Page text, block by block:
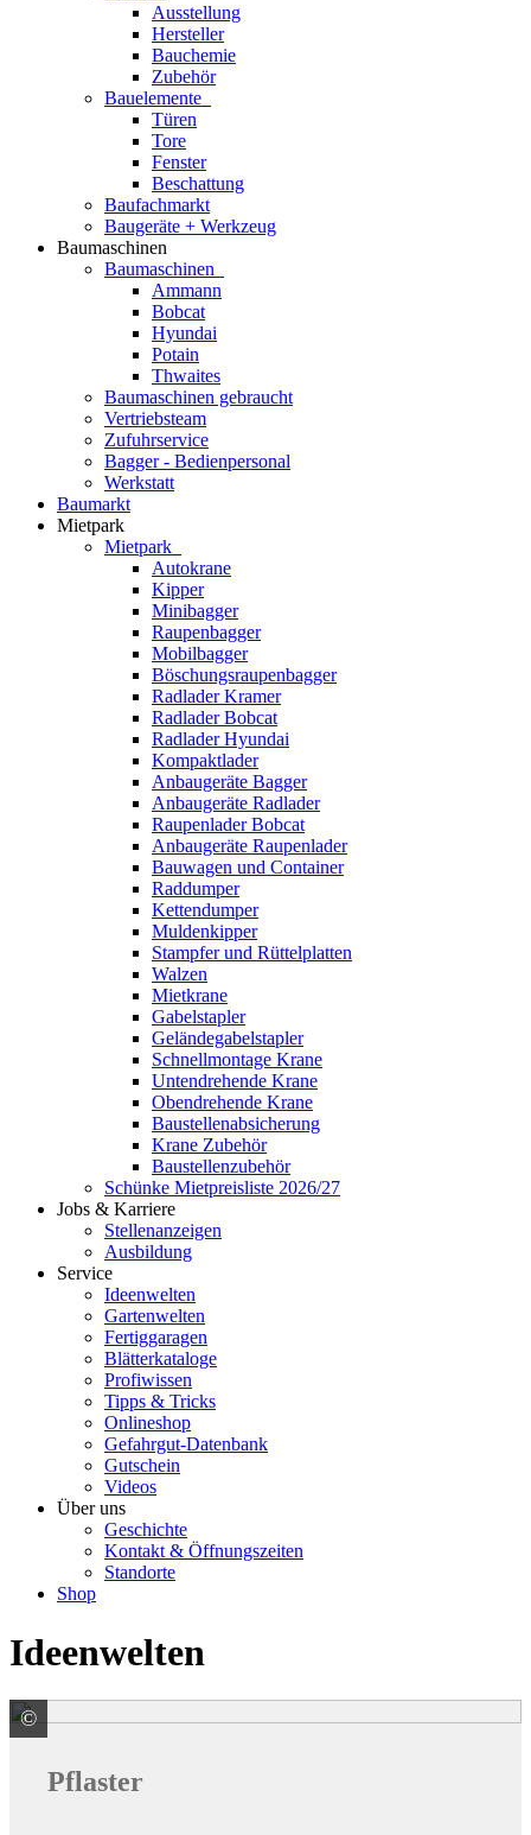
Ausstellung
Hersteller
Bauchemie
Zubehör
Bauelemente
Türen
Tore
Fenster
Beschattung
Baufachmarkt
Baugeräte + Werkzeug
Baumaschinen
Baumaschinen
Ammann
Bobcat
Hyundai
Potain
Thwaites
Baumaschinen gebraucht
Vertriebsteam
Zufuhrservice
Bagger - Bedienpersonal
Werkstatt
Baumarkt
Mietpark
Mietpark
Autokrane
Kipper
Minibagger
Raupenbagger
Mobilbagger
Böschungsraupenbagger
Radlader Kramer
Radlader Bobcat
Radlader Hyundai
Kompaktlader
Anbaugeräte Bagger
Anbaugeräte Radlader
Raupenlader Bobcat
Anbaugeräte Raupenlader
Bauwagen und Container
Raddumper
Kettendumper
Muldenkipper
Stampfer und Rüttelplatten
Walzen
Mietkrane
Gabelstapler
Geländegabelstapler
Schnellmontage Krane
Untendrehende Krane
Obendrehende Krane
Baustellenabsicherung
Krane Zubehör
Baustellenzubehör
Schünke Mietpreisliste 2026/27
Jobs & Karriere
Stellenanzeigen
Ausbildung
Service
Ideenwelten
Gartenwelten
Fertiggaragen
Blätterkataloge
Profiwissen
Tipps & Tricks
Onlineshop
Gefahrgut-Datenbank
Gutschein
Videos
Über uns
Geschichte
Kontakt & Öffnungszeiten
Standorte
Shop
Ideenwelten
© Rekers Betonwerk GmbH + Co KG
Pflaster